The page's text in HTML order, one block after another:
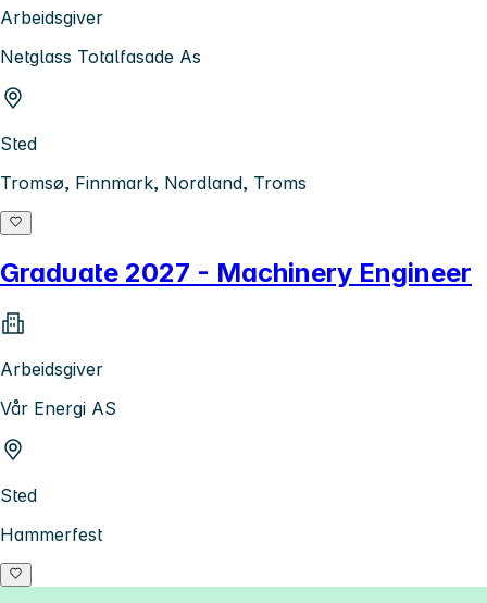
Arbeidsgiver
Netglass Totalfasade As
Sted
Tromsø, Finnmark, Nordland, Troms
Graduate 2027 - Machinery Engineer
Arbeidsgiver
Vår Energi AS
Sted
Hammerfest